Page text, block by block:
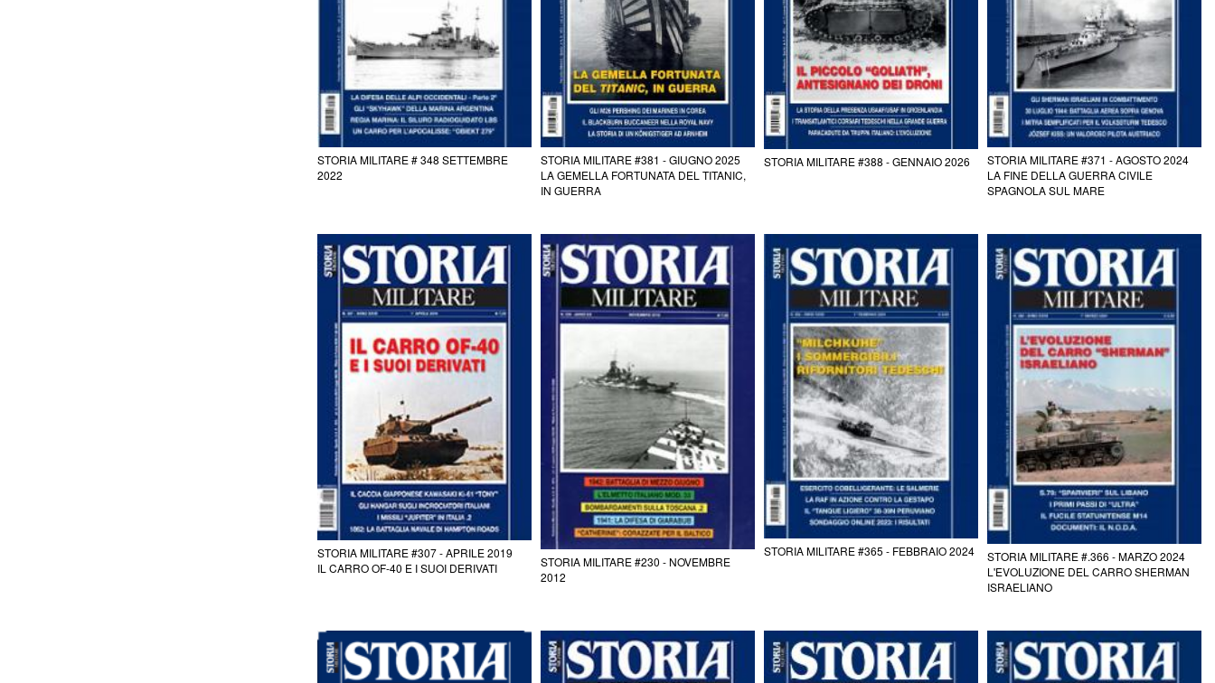
STORIA MILITARE # 348 SETTEMBRE
2022
STORIA MILITARE #381 - GIUGNO 2025
LA GEMELLA FORTUNATA DEL TITANIC,
IN GUERRA
STORIA MILITARE #388 - GENNAIO 2026
STORIA MILITARE #371 - AGOSTO 2024
LA FINE DELLA GUERRA CIVILE
SPAGNOLA SUL MARE
STORIA MILITARE #307 - APRILE 2019
IL CARRO OF-40 E I SUOI DERIVATI
STORIA MILITARE #230 - NOVEMBRE
2012
STORIA MILITARE #365 - FEBBRAIO 2024
STORIA MILITARE #.366 - MARZO 2024
L'EVOLUZIONE DEL CARRO SHERMAN
ISRAELIANO